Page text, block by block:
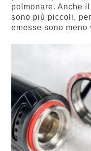
polmonare. Anche
sono più piccoli,
emesse sono meno